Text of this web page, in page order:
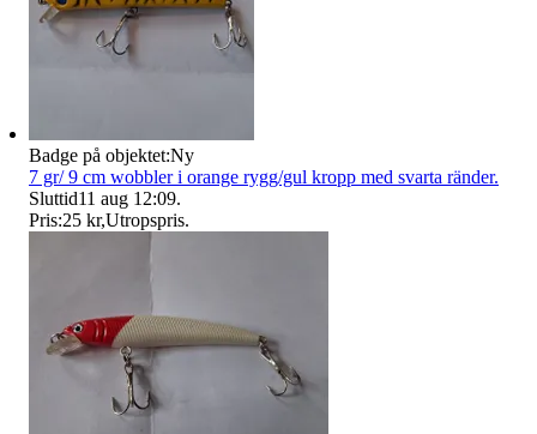
Badge på objektet:Ny
7 gr/ 9 cm wobbler i orange rygg/gul kropp med svarta ränder.
Sluttid11 aug 12:09.
Pris:25 kr,Utropspris.